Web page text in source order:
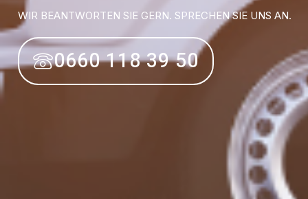
WIR BEANTWORTEN SIE GERN. SPRECHEN SIE UNS AN.
0660 118 39 50